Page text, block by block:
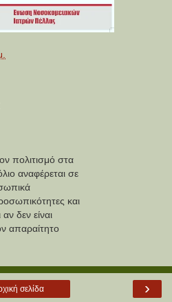
πολιτισμό στα
αναφέρεται σε
και
δεν είναι
απαραίτητο
›
σελίδα